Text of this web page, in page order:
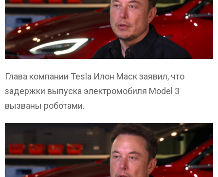
Глава компании Tesla Илон Маск заявил, что
задержки выпуска электромобиля Model 3
вызваны роботами.